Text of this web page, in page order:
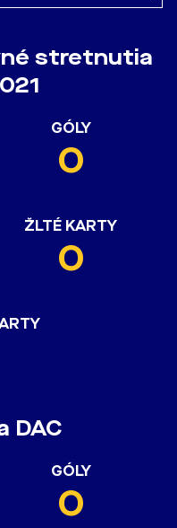
stretnutia
GÓLY
0
ŽLTÉ KARTY
0
DAC
GÓLY
0